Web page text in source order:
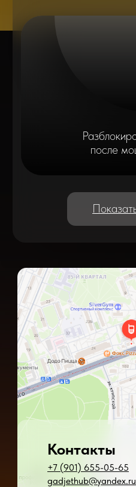
+7 (901) 655-05-65
gadjethub@yandex.ru
Контакты